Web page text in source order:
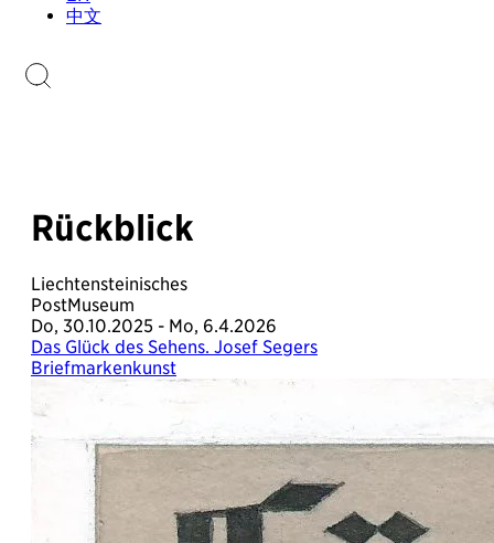
中文
Rückblick
Liechtensteinisches
PostMuseum
Do, 30.10.2025 - Mo, 6.4.2026
Das Glück des Sehens. Josef Segers
Briefmarkenkunst